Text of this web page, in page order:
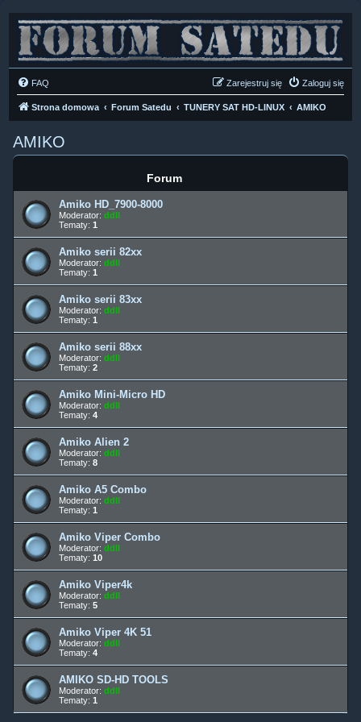
FAQ Zaloguj się
Zarejestruj się
Strona domowa Forum Satedu TUNERY SAT HD-LINUX AMIKO
AMIKO
Forum
Amiko HD_7900-8000
Moderator: ddll
Tematy: 1
Amiko serii 82xx
Moderator: ddll
Tematy: 1
Amiko serii 83xx
Moderator: ddll
Tematy: 1
Amiko serii 88xx
Moderator: ddll
Tematy: 2
Amiko Mini-Micro HD
Moderator: ddll
Tematy: 4
Amiko Alien 2
Moderator: ddll
Tematy: 8
Amiko A5 Combo
Moderator: ddll
Tematy: 1
Amiko Viper Combo
Moderator: ddll
Tematy: 10
Amiko Viper4k
Moderator: ddll
Tematy: 5
Amiko Viper 4K 51
Moderator: ddll
Tematy: 4
AMIKO SD-HD TOOLS
Moderator: ddll
Tematy: 1